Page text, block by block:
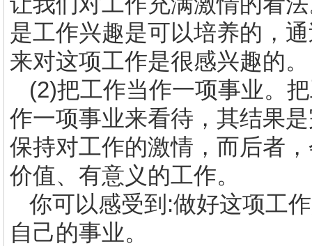
是工作兴趣是可以培养的，
来对这项工作是很感兴趣的。
(2)把工作当作一项事业。
作一项事业来看待，其结果
保持对工作的激情，而后者
价值、有意义的工作。
你可以感受到 :做好这项工
自己的事业。